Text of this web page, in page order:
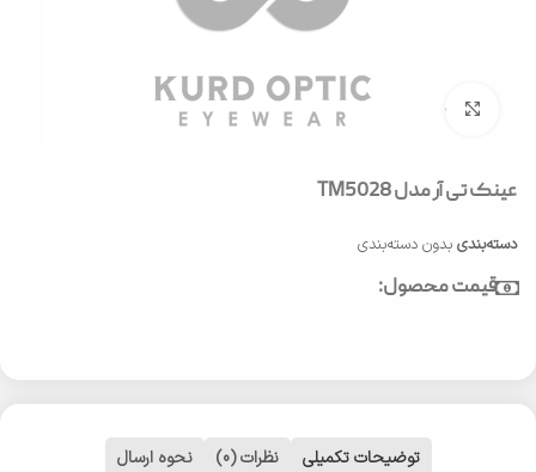
بزرگنمایی تصویر
عینک تی آر مدل TM5028
دسته‌بندی بدون دسته‌بندی
قیمت محصول:
توضیحات تکمیلی نظرات (0) نحوه ارسال